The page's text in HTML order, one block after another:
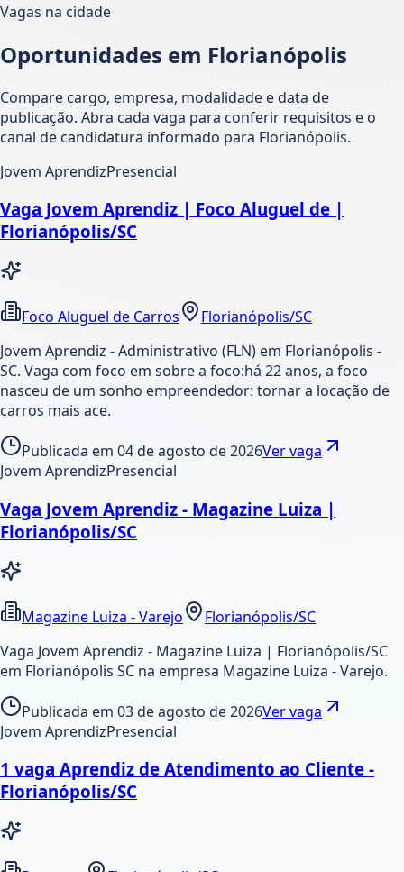
Vagas na cidade
Oportunidades em Florianópolis
Compare cargo, empresa, modalidade e data de
publicação. Abra cada vaga para conferir requisitos e o
canal de candidatura informado para Florianópolis.
Jovem AprendizPresencial
Vaga Jovem Aprendiz | Foco Aluguel de |
Florianópolis/SC
Foco Aluguel de Carros
Florianópolis/SC
Jovem Aprendiz - Administrativo (FLN) em Florianópolis -
SC. Vaga com foco em sobre a foco:há 22 anos, a foco
nasceu de um sonho empreendedor: tornar a locação de
carros mais ace.
Publicada em 04 de agosto de 2026Ver vaga
Jovem AprendizPresencial
Vaga Jovem Aprendiz - Magazine Luiza |
Florianópolis/SC
Magazine Luiza - Varejo
Florianópolis/SC
Vaga Jovem Aprendiz - Magazine Luiza | Florianópolis/SC
em Florianópolis SC na empresa Magazine Luiza - Varejo.
Publicada em 03 de agosto de 2026Ver vaga
Jovem AprendizPresencial
1 vaga Aprendiz de Atendimento ao Cliente -
Florianópolis/SC